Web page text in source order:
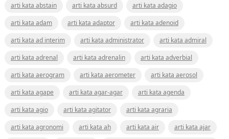
arti kata abstain
arti kata absurd
arti kata adagio
arti kata adam
arti kata adaptor
arti kata adenoid
arti kata ad interim
arti kata administrator
arti kata admiral
arti kata adrenal
arti kata adrenalin
arti kata adverbial
arti kata aerogram
arti kata aerometer
arti kata aerosol
arti kata agape
arti kata agar-agar
arti kata agenda
arti kata agio
arti kata agitator
arti kata agraria
arti kata agronomi
arti kata ah arti kata air
arti kata ajar